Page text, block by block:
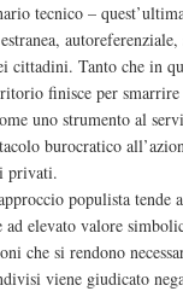
tecnico –
cittadini. Tanto che in
finisce per
uno strumento al
burocratico
privati.
populista tende
ad elevato valore
che si rendono
viene giudicato